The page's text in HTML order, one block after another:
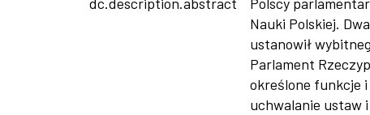
Nauki Polskiej.
ustanowił
Parlament
określone funkcje
uchwalanie ustaw